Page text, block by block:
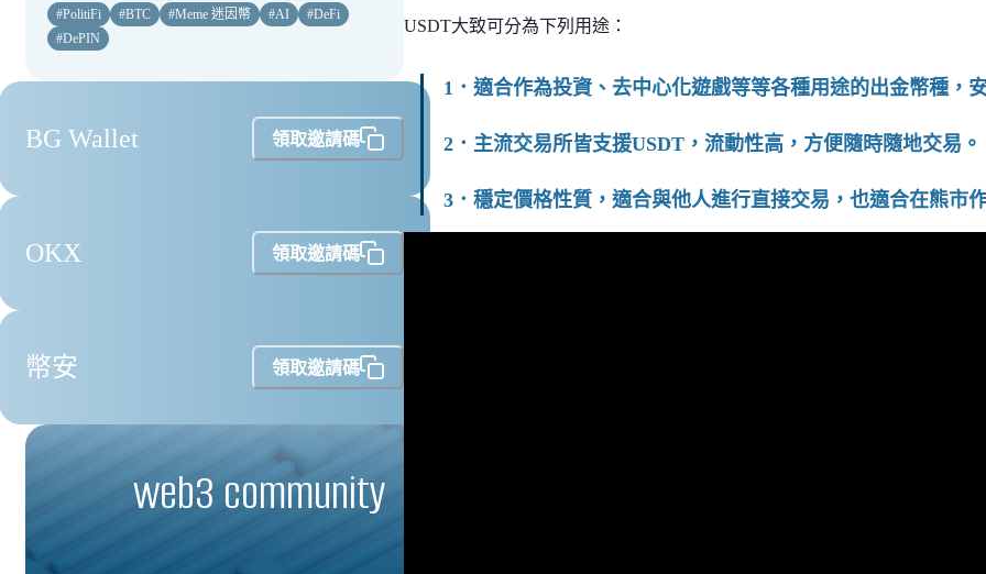
#PolitiFi #BTC #Meme 迷因幣 #AI #DeFi
#DePIN
BG Wallet 領取邀請碼
OKX 領取邀請碼
幣安 領取邀請碼
web3 community
USDT大致可分為下列用途：
1．適合作為投資、去中心化遊戲等等各種用途的出金幣種，
2．主流交易所皆支援USDT，流動性高，方便隨時隨地交易。
3．穩定價格性質，適合與他人進行直接交易，也適合在熊市